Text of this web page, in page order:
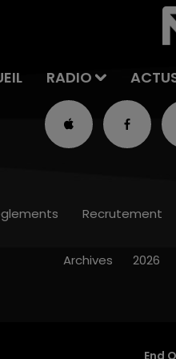
RADIO
End
Recrutement
Archives 2026